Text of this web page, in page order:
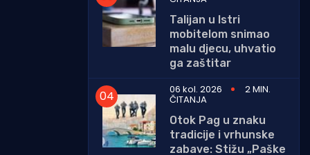
Talijan u Istri
mobitelom snimao
malu djecu, uhvatio
ga zaštitar
06 kol. 2026
2 MIN.
ČITANJA
Otok Pag u znaku
tradicije i vrhunske
zabave: Stižu „Paške